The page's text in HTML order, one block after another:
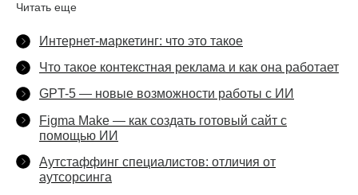
Читать еще
Интернет-маркетинг: что это такое
Что такое контекстная реклама и как она работает
GPT-5 — новые возможности работы с ИИ
Figma Make — как создать готовый сайт с
помощью ИИ
Аутстаффинг специалистов: отличия от
аутсорсинга